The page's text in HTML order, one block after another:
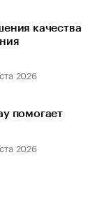
качества
2026
помогает
2026